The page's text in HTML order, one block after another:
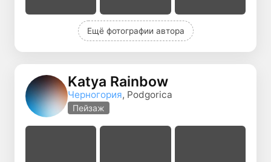
Ещё фотографии автора
Katya Rainbow
Черногория, Podgorica
Пейзаж